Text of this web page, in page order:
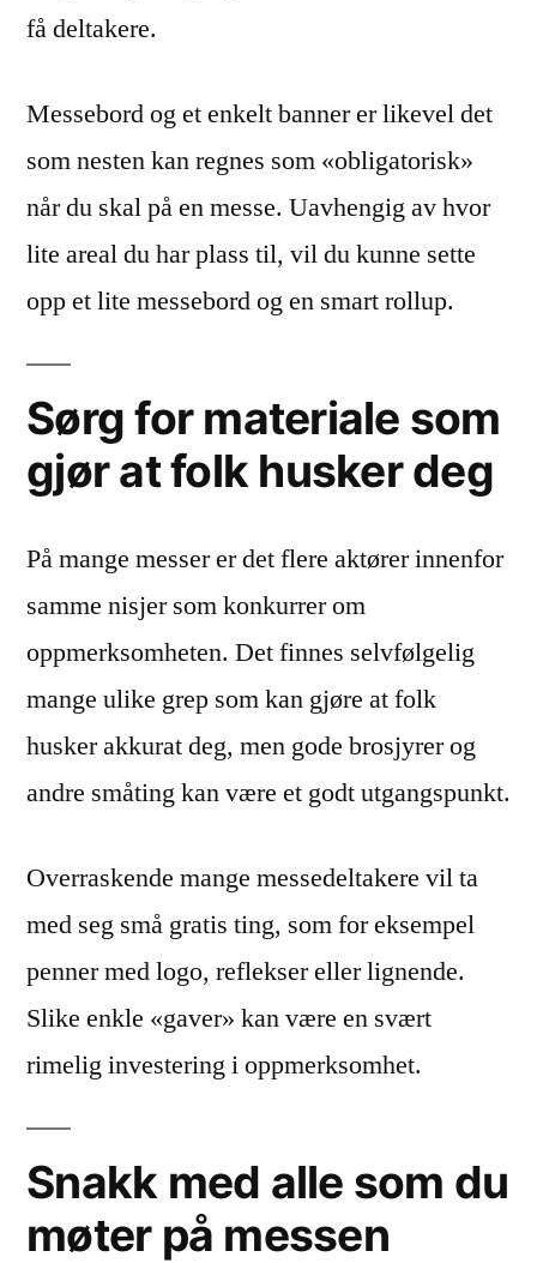
få deltakere.
Messebord og et enkelt banner er likevel det
som nesten kan regnes som «obligatorisk»
når du skal på en messe. Uavhengig av hvor
lite areal du har plass til, vil du kunne sette
opp et lite messebord og en smart rollup.
Sørg for materiale som
gjør at folk husker deg
På mange messer er det flere aktører innenfor
samme nisjer som konkurrer om
oppmerksomheten. Det finnes selvfølgelig
mange ulike grep som kan gjøre at folk
husker akkurat deg, men gode brosjyrer og
andre småting kan være et godt utgangspunkt.
Overraskende mange messedeltakere vil ta
med seg små gratis ting, som for eksempel
penner med logo, reflekser eller lignende.
Slike enkle «gaver» kan være en svært
rimelig investering i oppmerksomhet.
Snakk med alle som du
møter på messen